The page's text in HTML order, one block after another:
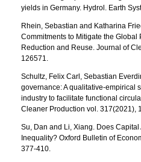
yields in Germany. Hydrol. Earth
Rhein, Sebastian and Katharina
Commitments to Mitigate the
Reduction and Reuse. Journal of
126571.
Schultz, Felix Carl, Sebastian
governance: A qualitative-empirical
industry to facilitate functional
Cleaner Production vol. 317(2021),
Su, Dan and Li, Xiang. Does
Inequality? Oxford Bulletin of
377-410.